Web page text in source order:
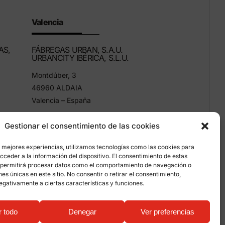
Gestionar el consentimiento de las cookies
experiencias, utilizamos tecnologías como las cookies para
a la información del dispositivo. El consentimiento de estas
procesar datos como el comportamiento de navegación o
únicas en este sitio. No consentir o retirar el consentimiento,
a ciertas características y funciones.
todo Denegar Ver preferencias
Valencia
FÁBREGAS URBAN, S.A.U.
URBANCITY IBÉRICA, S.L.U.
Montdúber, 3
46960 ALDAIA
Valencia – España
sobre cookies